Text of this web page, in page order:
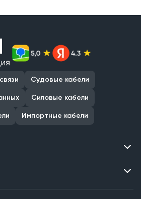
Судовые кабели
Силовые кабели
Импортные кабели